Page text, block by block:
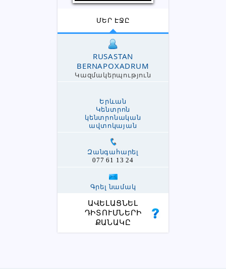
ՄԵՐ ԷՋԸ
RUSASTAN
BERNAPOXADRUM
Կազմակերպություն
Երևան
Կենտրոն
կենտրոնական
ավտոկայան
Զանգահարել
077 61 13 24
Գրել նամակ
ԱՎԵԼԱՑՆԵԼ
ԴԻՏՈՒՄՆԵՐԻ
ՔԱՆԱԿԸ